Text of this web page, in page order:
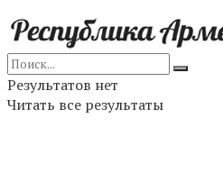
Результатов нет
Читать все результаты